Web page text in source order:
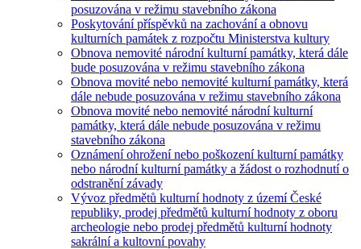
posuzována v režimu stavebního zákona
Poskytování příspěvků na zachování a obnovu
kulturních památek z rozpočtu Ministerstva kultury
Obnova nemovité národní kulturní památky, která dále
bude posuzována v režimu stavebního zákona
Obnova movité nebo nemovité kulturní památky, která
dále nebude posuzována v režimu stavebního zákona
Obnova movité nebo nemovité národní kulturní
památky, která dále nebude posuzována v režimu
stavebního zákona
Oznámení ohrožení nebo poškození kulturní památky
nebo národní kulturní památky a žádost o rozhodnutí o
odstranění závady
Vývoz předmětů kulturní hodnoty z území České
republiky, prodej předmětů kulturní hodnoty z oboru
archeologie nebo prodej předmětů kulturní hodnoty
sakrální a kultovní povahy